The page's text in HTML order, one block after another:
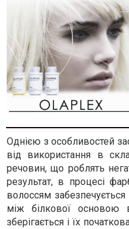
Однією з особливостей
від використання в
речовин, що роблять
результат, в процесі
волоссям
між білкової основою
зберігається і їх